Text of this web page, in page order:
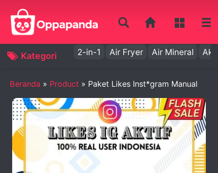
Kategori 2-in-1 Air Fryer Air Mineral Aki
Beranda » Product » Paket Likes Inst*gram Manual